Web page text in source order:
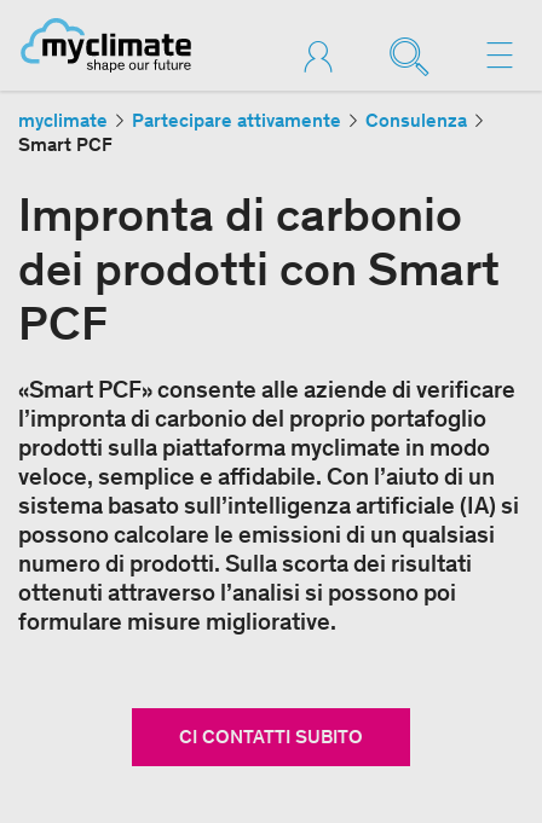
myclimate Partecipare attivamente
Consulenza
Smart PCF
Impronta di carbonio
dei prodotti con Smart
PCF
«Smart PCF» consente alle aziende di verificare
l’impronta di carbonio del proprio portafoglio
prodotti sulla piattaforma myclimate in modo
veloce, semplice e affidabile. Con l’aiuto di un
sistema basato sull’intelligenza artificiale (IA) si
possono calcolare le emissioni di un qualsiasi
numero di prodotti. Sulla scorta dei risultati
ottenuti attraverso l’analisi si possono poi
formulare misure migliorative.
CI CONTATTI SUBITO